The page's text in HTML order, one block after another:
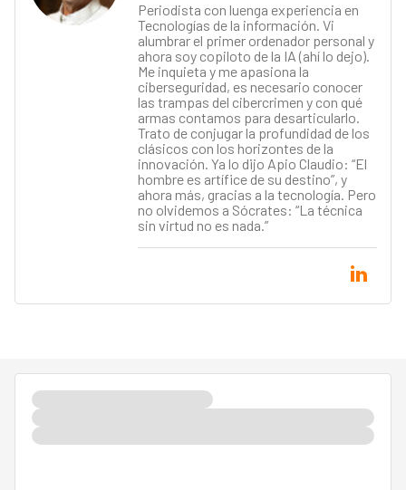
Periodista con luenga experiencia en
Tecnologías de la información. Vi
alumbrar el primer ordenador personal y
ahora soy copiloto de la IA (ahí lo dejo).
Me inquieta y me apasiona la
ciberseguridad, es necesario conocer
las trampas del cibercrimen y con qué
armas contamos para desarticularlo.
Trato de conjugar la profundidad de los
clásicos con los horizontes de la
innovación. Ya lo dijo Apio Claudio: “El
hombre es artífice de su destino”, y
ahora más, gracias a la tecnología. Pero
no olvidemos a Sócrates: “La técnica
sin virtud no es nada.”